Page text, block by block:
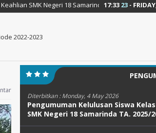
17:33 24 -
18 Samarinda : Teknik Alat Berat – Teknik
2022-2023
Diterbitkan :Monday, 4 May 2026
Pengumuman Kelulusan Siswa Kelas
SMK Negeri 18 Samarinda TA. 2025/